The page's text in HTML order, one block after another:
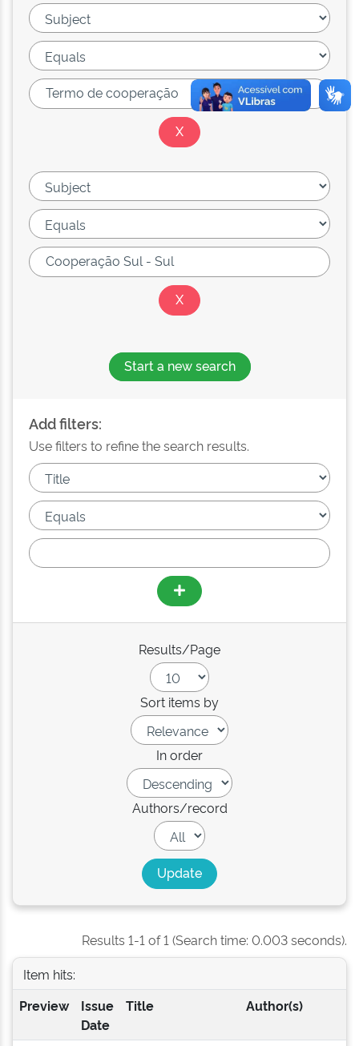
Start a new search
Add filters:
Use filters to refine the search results.
Results/Page
Sort items by
In order
Authors/record
Results 1-1 of 1 (Search time: 0.003 seconds).
Item hits:
Preview
Issue
Date
Title Author(s)